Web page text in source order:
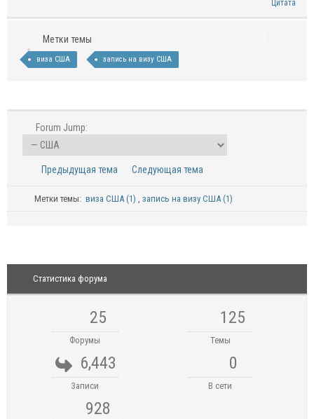
Цитата
Метки темы
виза США запись на визу США
Forum Jump:
Предыдущая тема Следующая тема
Метки темы:виза США (1), запись на визу США (1)
Статистика форума
25
Форумы
125
Темы
6,443
Записи
0
В сети
928